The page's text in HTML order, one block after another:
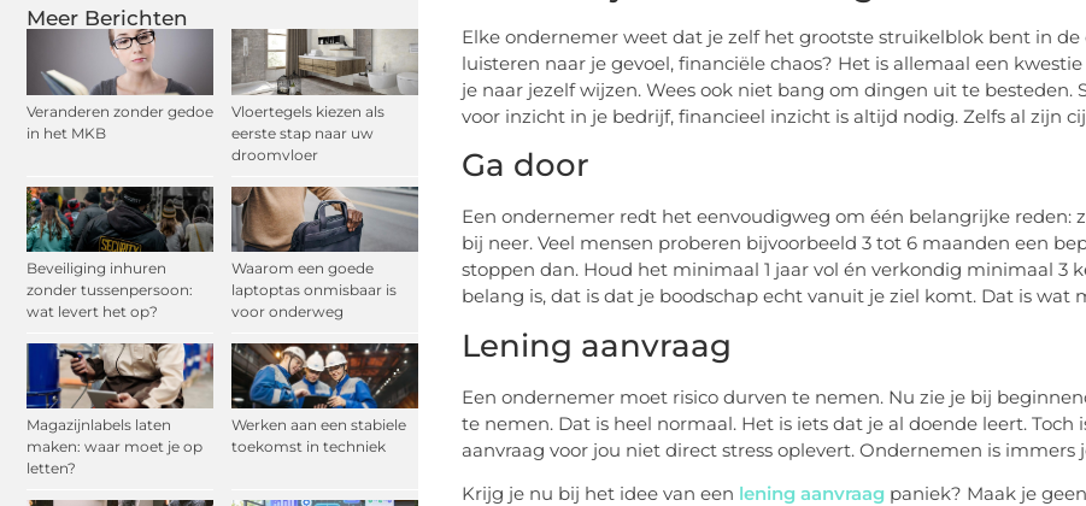
Meer Berichten
Veranderen zonder gedoe
in het MKB
Vloertegels kiezen als
eerste stap naar uw
droomvloer
Beveiliging inhuren
zonder tussenpersoon:
wat levert het op?
Waarom een goede
laptoptas onmisbaar is
voor onderweg
Magazijnlabels laten
maken: waar moet je op
letten?
Werken aan een stabiele
toekomst in techniek
Elke ondernemer weet dat je zelf het grootste struikelblok bent in
luisteren naar je gevoel, financiële chaos? Het is allemaal een
je naar jezelf wijzen. Wees ook niet bang om dingen uit te
voor inzicht in je bedrijf, financieel inzicht is altijd nodig. Zelfs al zijn
Ga door
Een ondernemer redt het eenvoudigweg om één belangrijke reden:
bij neer. Veel mensen proberen bijvoorbeeld 3 tot 6 maanden een
stoppen dan. Houd het minimaal 1 jaar vol én verkondig minimaal 3
belang is, dat is dat je boodschap echt vanuit je ziel komt. Dat is wat
Lening aanvraag
Een ondernemer moet risico durven te nemen. Nu zie je bij
te nemen. Dat is heel normaal. Het is iets dat je al doende leert.
aanvraag voor jou niet direct stress oplevert. Ondernemen is immers
Krijg je nu bij het idee van een lening aanvraag paniek? Maak je